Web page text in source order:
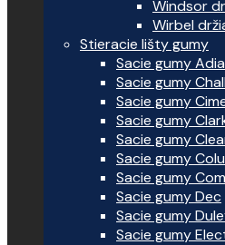
Windsor
Wirbel
Stieracie lišty gumy
Sacie gumy
Sacie gumy
Sacie gumy
Sacie gumy
Sacie gumy
Sacie gumy
Sacie gumy
Sacie gumy Dec
Sacie gumy
Sacie gumy